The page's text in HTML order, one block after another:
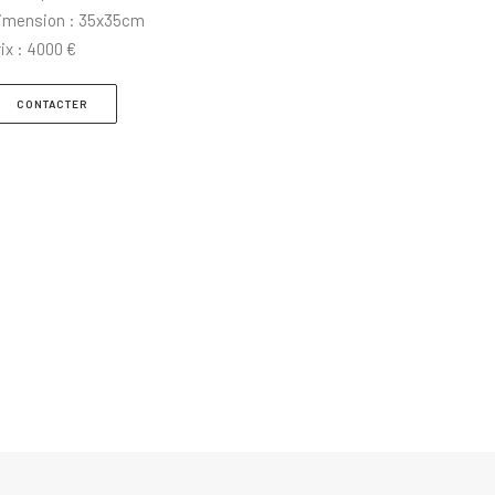
: 35x35cm
: 4000 €
CONTACTER